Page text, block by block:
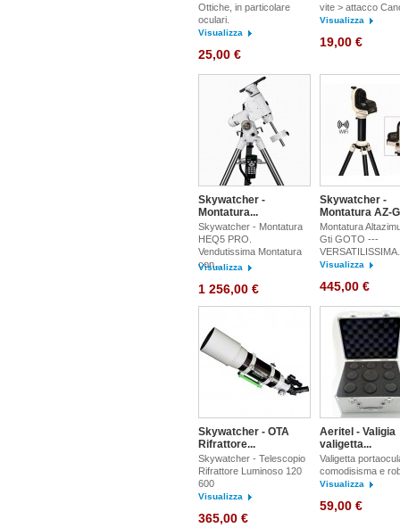
Ottiche, in particolare
oculari.
Visualizza
25,00 €
vite > attacco
Visualizza
19,00 €
Skywatcher -
Montatura...
Skywatcher - Montatura
HEQ5 PRO.
Vendutissima Montatura
con...
Visualizza
1 256,00 €
Skywatcher -
Montatura AZ-
Montatura
Gti GOTO ---
VERSATILISSIMA.
Visualizza
445,00 €
Skywatcher - OTA
Rifrattore...
Skywatcher - Telescopio
Rifrattore Luminoso 120
600
Visualizza
365,00 €
Aeritel - Valigia
valigetta...
Valigetta
comodisisma e
Visualizza
59,00 €